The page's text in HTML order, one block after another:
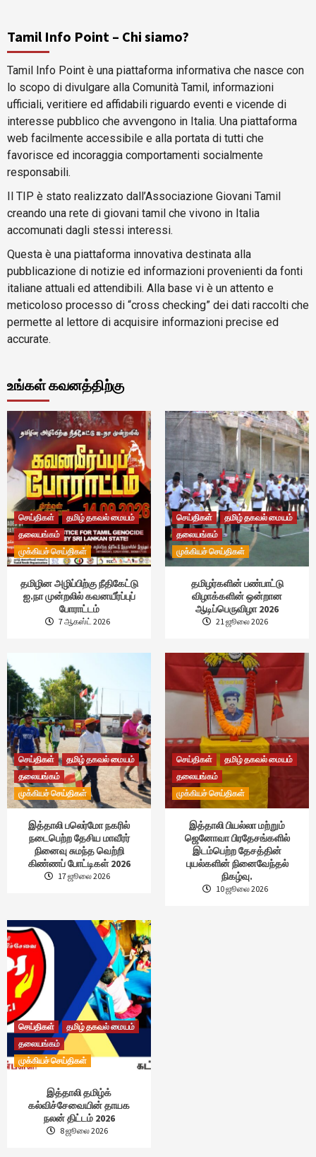
Tamil Info Point – Chi siamo?
Tamil Info Point è una piattaforma informativa che nasce con
lo scopo di divulgare alla Comunità Tamil, informazioni
ufficiali, veritiere ed affidabili riguardo eventi e vicende di
interesse pubblico che avvengono in Italia. Una piattaforma
web facilmente accessibile e alla portata di tutti che
favorisce ed incoraggia comportamenti socialmente
responsabili.
Il TIP è stato realizzato dall’Associazione Giovani Tamil
creando una rete di giovani tamil che vivono in Italia
accomunati dagli stessi interessi.
Questa è una piattaforma innovativa destinata alla
pubblicazione di notizie ed informazioni provenienti da fonti
italiane attuali ed attendibili. Alla base vi è un attento e
meticoloso processo di “cross checking” dei dati raccolti che
permette al lettore di acquisire informazioni precise ed
accurate.
உங்கள் கவனத்திற்கு
செய்திகள்
தமிழ் தகவல் மையம்
தலையங்கம்
முக்கியச் செய்திகள்
தமிழின அழிப்பிற்கு நீதிகேட்டு
ஐ.நா முன்றலில் கவனயீர்ப்புப்
போராட்டம்
7 ஆகஸ்ட் 2026
செய்திகள்
தமிழ் தகவல் மையம்
தலையங்கம்
முக்கியச் செய்திகள்
தமிழர்களின் பண்பாட்டு
விழாக்களின் ஒன்றான
ஆடிப்பெருவிழா 2026
21 ஜூலை 2026
செய்திகள்
தமிழ் தகவல் மையம்
தலையங்கம்
முக்கியச் செய்திகள்
இத்தாலி பலெர்மோ நகரில்
நடைபெற்ற தேசிய மாவீரர்
நினைவு சுமந்த வெற்றி
கிண்ணப் போட்டிகள் 2026
17 ஜூலை 2026
செய்திகள்
தமிழ் தகவல் மையம்
தலையங்கம்
முக்கியச் செய்திகள்
இத்தாலி பியல்லா மற்றும்
ஜெனோவா பிரதேசங்களில்
இடம்பெற்ற தேசத்தின்
புயல்களின் நினைவேந்தல்
நிகழ்வு.
10 ஜூலை 2026
செய்திகள்
தமிழ் தகவல் மையம்
தலையங்கம்
முக்கியச் செய்திகள்
இத்தாலி தமிழ்க்
கல்விச்சேவையின் தாயக
நலன் திட்டம் 2026
8 ஜூலை 2026